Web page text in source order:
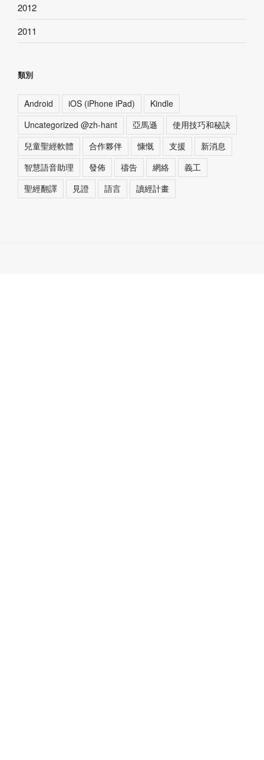
2012
2011
類別
Android iOS (iPhone iPad)
Kindle
Uncategorized @zh-hant
亞馬遜
使用技巧和秘訣
兒童聖經軟體
合作夥伴 慷慨 支援
新消息
智慧語音助理
發佈 禱告 網絡
義工
聖經翻譯
見證 語言 讀經計畫